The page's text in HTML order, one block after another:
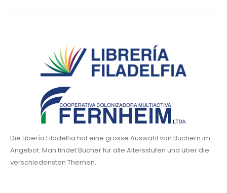
Die Libería Filadelfia hat eine grosse Auswahl von Büchern im
Angebot. Man findet Bücher für alle Altersstufen und über die
verschiedensten Themen.